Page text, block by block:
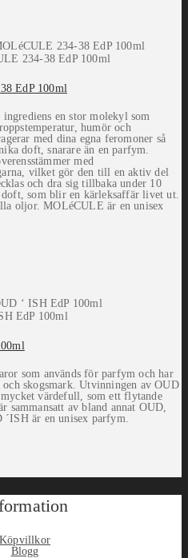
EdP 100ml
en stor molekyl som
humör och
med dina egna feromoner så
doft, snarare än en parfym.
med
vilket gör den till en aktiv del
och dra sig tillbaka under 10
som blir en kärleksaffär livet ut.
oljor. MOLéCULE är en unisex
som används för parfym och har
skogsmark. Utvinningen av OUD
värdefull, som ett flytande
sammansatt av bland annat OUD,
är en unisex parfym.
Köpvillkor
Blogg